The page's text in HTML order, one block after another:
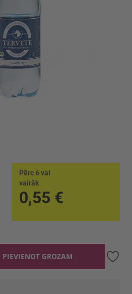
Pērc 6 vai
vairāk
0,55 €
PIEVIENOT GROZAM